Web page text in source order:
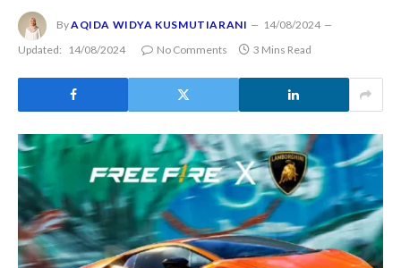
ByAQIDA WIDYA KUSMUTIARANI
14/08/2024
Updated:
14/08/2024 No Comments 3 Mins Read